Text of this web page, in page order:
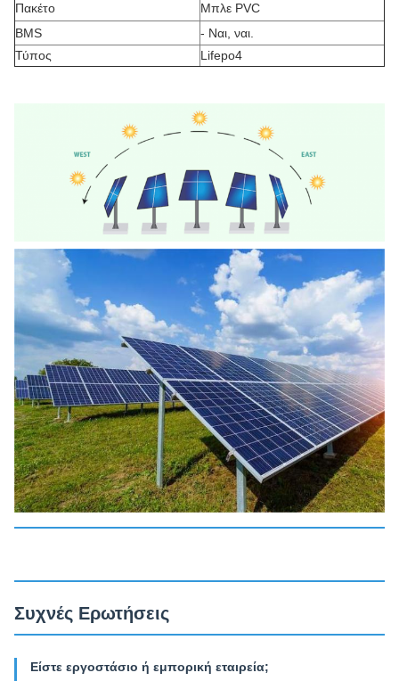
Πακέτο
Μπλε PVC
BMS
- Ναι, ναι.
Τύπος
Lifepo4
Συχνές Ερωτήσεις
Είστε εργοστάσιο ή εμπορική εταιρεία;